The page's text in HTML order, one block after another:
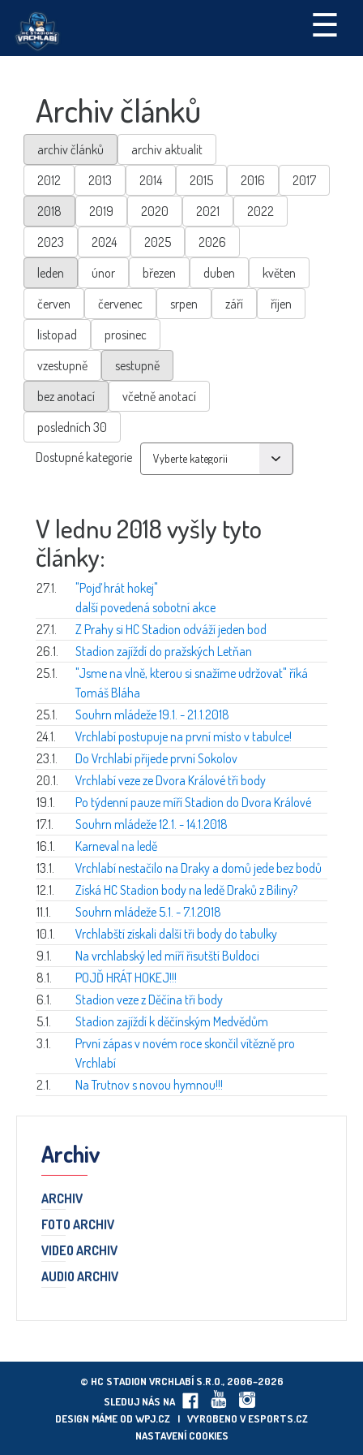
☰
Archiv článků
archiv článků
archiv aktualit
2012
2013 2014 2015 2016
2017
2018
2019 2020 2021
2022
2023
2024 2025
2026
leden
únor březen duben
květen
červen
červenec srpen září
říjen
listopad
prosinec
vzestupně
sestupně
bez anotací
včetně anotací
posledních 30
Dostupné kategorie
V lednu 2018 vyšly tyto
články:
27.1.
"Pojď hrát hokej"
další povedená sobotní akce
27.1.
Z Prahy si HC Stadion odváží jeden bod
26.1.
Stadion zajíždí do pražských Letňan
25.1.
"Jsme na vlně, kterou si snažíme udržovat" říká
Tomáš Bláha
25.1.
Souhrn mládeže 19.1. - 21.1.2018
24.1.
Vrchlabí postupuje na první místo v tabulce!
23.1.
Do Vrchlabí přijede první Sokolov
20.1.
Vrchlabí veze ze Dvora Králové tři body
19.1.
Po týdenní pauze míří Stadion do Dvora Králové
17.1.
Souhrn mládeže 12.1. - 14.1.2018
16.1.
Karneval na ledě
13.1.
Vrchlabí nestačilo na Draky a domů jede bez bodů
12.1.
Získá HC Stadion body na ledě Draků z Bíliny?
11.1.
Souhrn mládeže 5.1. - 7.1.2018
10.1.
Vrchlabští získali další tři body do tabulky
9.1.
Na vrchlabský led míří řisutští Buldoci
8.1.
POJĎ HRÁT HOKEJ!!!
6.1.
Stadion veze z Děčína tři body
5.1.
Stadion zajíždí k děčínským Medvědům
3.1.
První zápas v novém roce skončil vítězně pro
Vrchlabí
2.1.
Na Trutnov s novou hymnou!!!
Archiv
ARCHIV
FOTO ARCHIV
VIDEO ARCHIV
AUDIO ARCHIV
© HC STADION VRCHLABÍ S.R.O., 2006–2026
SLEDUJ NÁS NA
DESIGN MÁME OD WPJ.CZ | VYROBENO VESPORTS.CZ
NASTAVENÍ COOKIES